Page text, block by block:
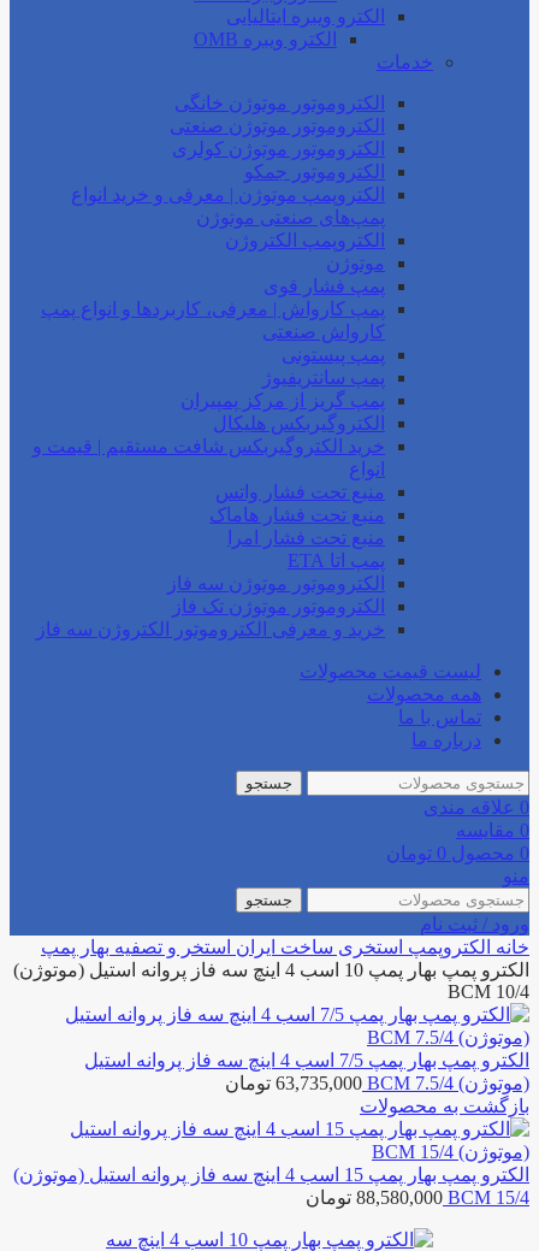
الکترو ویبره ایتالیایی
الکترو ویبره OMB
خدمات
الکتروموتور موتوژن خانگی
الکتروموتور موتوژن صنعتی
الکتروموتور موتوژن کولری
الکتروموتور جمکو
الکتروپمپ موتوژن | معرفی و خرید انواع
پمپ‌های صنعتی موتوژن
الکتروپمپ الکتروژن
موتوژن
پمپ فشار قوی
پمپ کارواش | معرفی، کاربردها و انواع پمپ
کارواش صنعتی
پمپ پیستونی
پمپ سانتریفیوژ
پمپ گریز از مرکز پمپیران
الکتروگیربکس هلیکال
خرید الکتروگیربکس شافت مستقیم | قیمت و
انواع
منبع تحت فشار واتس
منبع تحت فشار هاماک
منبع تحت فشار امرا
پمپ اتا ETA
الکتروموتور موتوژن سه فاز
الکتروموتور موتوژن تک فاز
خرید و معرفی الکتروموتور الکتروژن سه فاز
لیست قیمت محصولات
همه محصولات
تماس با ما
درباره ما
جستجو
0 علاقه مندی
0 مقایسه
0 محصول 0 تومان
منو
جستجو
ورود / ثبت نام
خانه الکتروپمپ استخری ساخت ایران استخر و تصفیه بهار پمپ
الکترو پمپ بهار پمپ 10 اسب 4 اینچ سه فاز پروانه استیل (موتوژن)
BCM 10/4
الکترو پمپ بهار پمپ 7/5 اسب 4 اینچ سه فاز پروانه استیل
(موتوژن) BCM 7.5/4
63,735,000 تومان
بازگشت به محصولات
الکترو پمپ بهار پمپ 15 اسب 4 اینچ سه فاز پروانه استیل (موتوژن)
BCM 15/4
88,580,000 تومان